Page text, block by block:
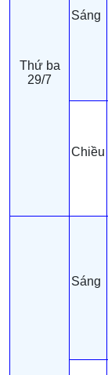
Thứ ba
29/7
Sáng
Chiều
Sáng